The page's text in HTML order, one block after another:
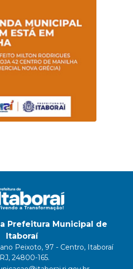
Prefeitura Municipal de
Itaboraí
Peixoto, 97 - Centro, Itaboraí
24800-165.